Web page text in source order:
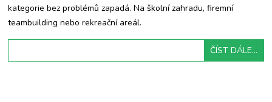
kategorie bez problémů zapadá. Na školní zahradu, firemní
teambuilding nebo rekreační areál.
ČÍST DÁLE...